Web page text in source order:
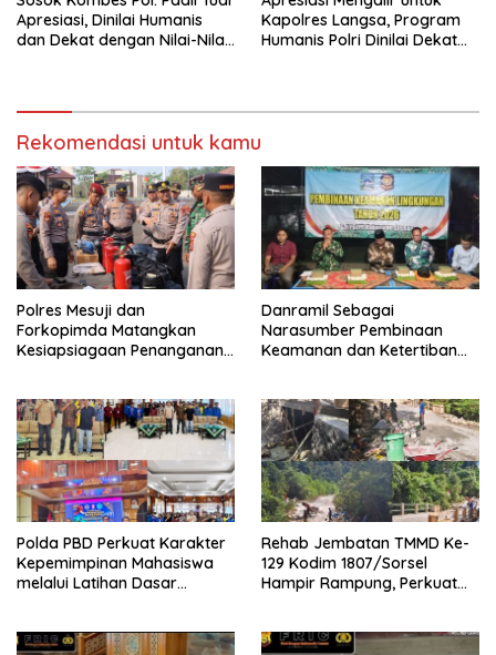
Apresiasi, Dinilai Humanis
dan Dekat dengan Nilai-Nilai
Kapolres Langsa, Program
Humanis Polri Dinilai Dekat
Rekomendasi untuk kamu
Polres Mesuji dan
Forkopimda Matangkan
Kesiapsiagaan Penanganan
Danramil Sebagai
Narasumber Pembinaan
Keamanan dan Ketertiban
Polda PBD Perkuat Karakter
Kepemimpinan Mahasiswa
melalui Latihan Dasar
Rehab Jembatan TMMD Ke-
129 Kodim 1807/Sorsel
Hampir Rampung, Perkuat
Sesor